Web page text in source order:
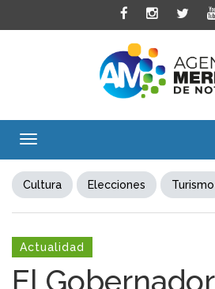
Toggle
Cultura Elecciones Turismo
Actualidad
El Gobernador